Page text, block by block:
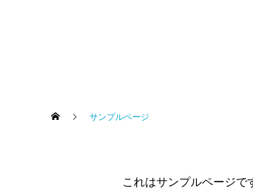
サンプルページ
これはサンプルページ